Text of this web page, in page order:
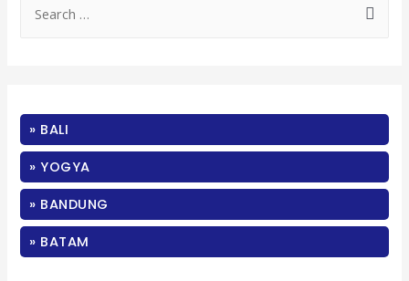
f
o
r
» BALI
» YOGYA
» BANDUNG
» BATAM